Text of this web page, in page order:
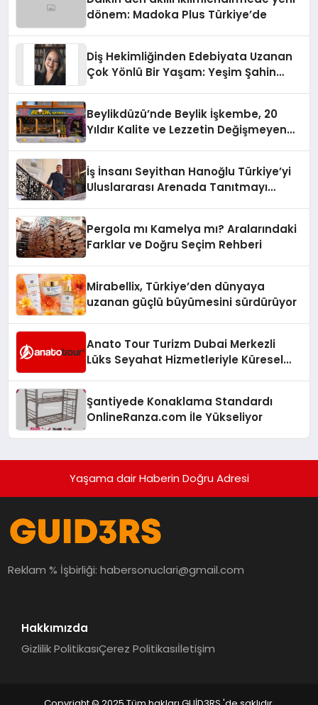
dönem: Madoka Plus Türkiye’de
Diş Hekimliğinden Edebiyata Uzanan
Çok Yönlü Bir Yaşam: Yeşim Şahin
Beylikdüzü’nde Beylik İşkembe, 20
Yıldır Kalite ve Lezzetin Değişmeyen
İş İnsanı Seyithan Hanoğlu Türkiye’yi
Uluslararası Arenada Tanıtmayı
Pergola mı Kamelya mı? Aralarındaki
Farklar ve Doğru Seçim Rehberi
Mirabellix, Türkiye’den dünyaya
uzanan güçlü büyümesini sürdürüyor
Anato Tour Turizm Dubai Merkezli
Lüks Seyahat Hizmetleriyle Küresel
Şantiyede Konaklama Standardı
OnlineRanza.com İle Yükseliyor
Yaşama dair Haberin Doğru Adresi
Reklam % İşbirliği:habersonuclari@gmail.com
Hakkımızda
Gizlilik PolitikasıÇerez Politikasıİletişim